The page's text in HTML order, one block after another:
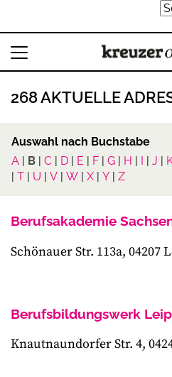
268 AKTUELLE
Auswahl nach Buchstabe
A | B | C | D | E | F | G | H | I | J |
| T | U | V | W | X | Y | Z
Berufsakademie
Schönauer Str. 113a, 04207
Berufsbildungswerk
Knautnaundorfer Str. 4,